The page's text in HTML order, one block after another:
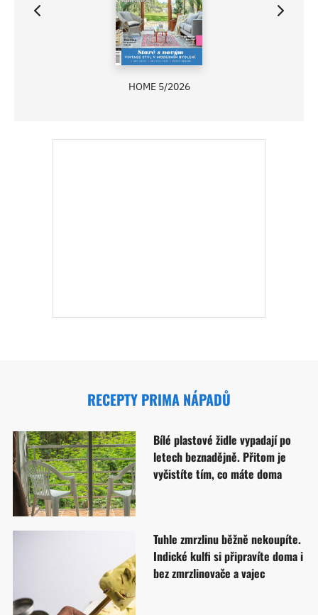
HOME 5/2026
RECEPTY PRIMA NÁPADŮ
Bílé plastové židle vypadají po
letech beznadějně. Přitom je
vyčistíte tím, co máte doma
Tuhle zmrzlinu běžně nekoupíte.
Indické kulfi si připravíte doma i
bez zmrzlinovače a vajec